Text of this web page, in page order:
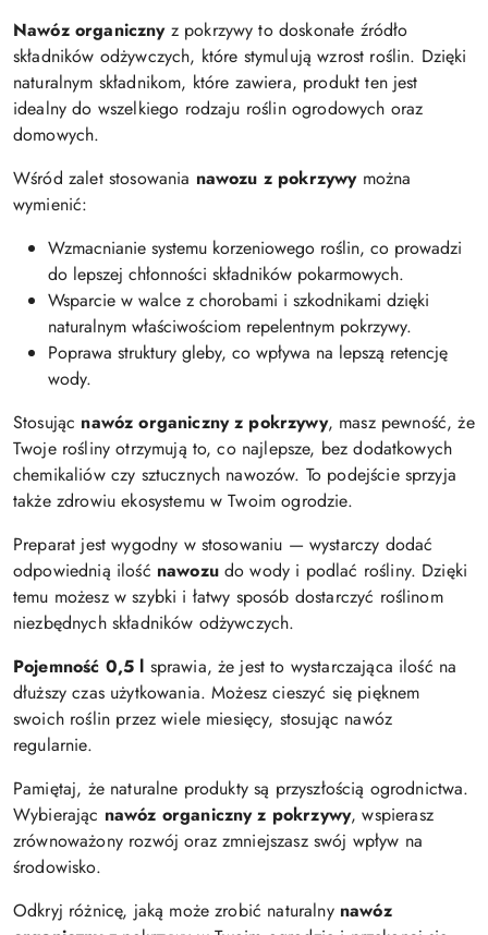
Nawóz organicznyz pokrzywy to doskonałe źródło
składników odżywczych, które stymulują wzrost roślin. Dzięki
naturalnym składnikom, które zawiera, produkt ten jest
idealny do wszelkiego rodzaju roślin ogrodowych oraz
domowych.
Wśród zalet stosowania nawozu z pokrzywymożna
wymienić:
Wzmacnianie systemu korzeniowego roślin, co prowadzi
do lepszej chłonności składników pokarmowych.
Wsparcie w walce z chorobami i szkodnikami dzięki
naturalnym właściwościom repelentnym pokrzywy.
Poprawa struktury gleby, co wpływa na lepszą retencję
wody.
Stosując nawóz organiczny z pokrzywy, masz pewność, że
Twoje rośliny otrzymują to, co najlepsze, bez dodatkowych
chemikaliów czy sztucznych nawozów. To podejście sprzyja
także zdrowiu ekosystemu w Twoim ogrodzie.
Preparat jest wygodny w stosowaniu — wystarczy dodać
odpowiednią ilość nawozudo wody i podlać rośliny. Dzięki
temu możesz w szybki i łatwy sposób dostarczyć roślinom
niezbędnych składników odżywczych.
Pojemność 0,5 l sprawia, że jest to wystarczająca ilość na
dłuższy czas użytkowania. Możesz cieszyć się pięknem
swoich roślin przez wiele miesięcy, stosując nawóz
regularnie.
Pamiętaj, że naturalne produkty są przyszłością ogrodnictwa.
Wybierając nawóz organiczny z pokrzywy, wspierasz
zrównoważony rozwój oraz zmniejszasz swój wpływ na
środowisko.
Odkryj różnicę, jaką może zrobić naturalny nawóz